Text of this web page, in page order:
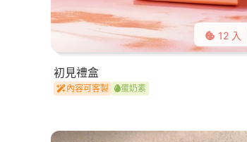
12 入
初見禮盒
內容可客製 蛋奶素